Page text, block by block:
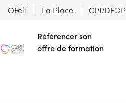
OFeli La Place CPRDFOP
Référencer son
offre de formation